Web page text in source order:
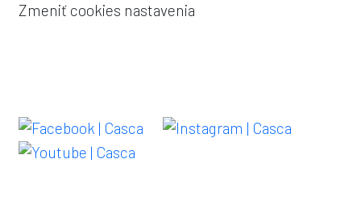
Zmeniť cookies nastavenia